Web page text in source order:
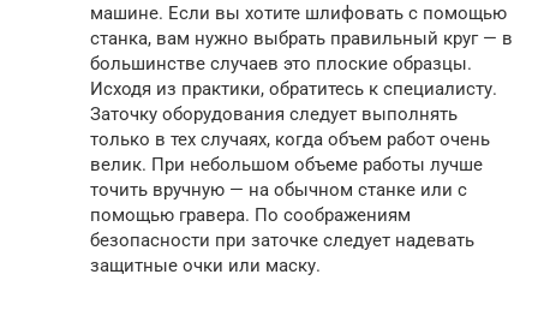
машине. Если вы хотите шлифовать с помощью
станка, вам нужно выбрать правильный круг — в
большинстве случаев это плоские образцы.
Исходя из практики, обратитесь к специалисту.
Заточку оборудования следует выполнять
только в тех случаях, когда объем работ очень
велик. При небольшом объеме работы лучше
точить вручную — на обычном станке или с
помощью гравера. По соображениям
безопасности при заточке следует надевать
защитные очки или маску.